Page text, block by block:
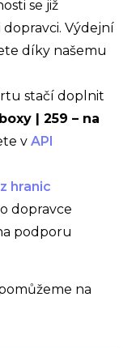
se již
Výdejní
díky našemu
stačí doplnit
| 259 – na
vAPI
hranic
dopravce
podporu
na